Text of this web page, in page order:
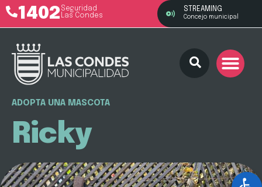
1402 Seguridad
Las Condes
STREAMING
Concejo municipal
ADOPTA UNA MASCOTA
Ricky